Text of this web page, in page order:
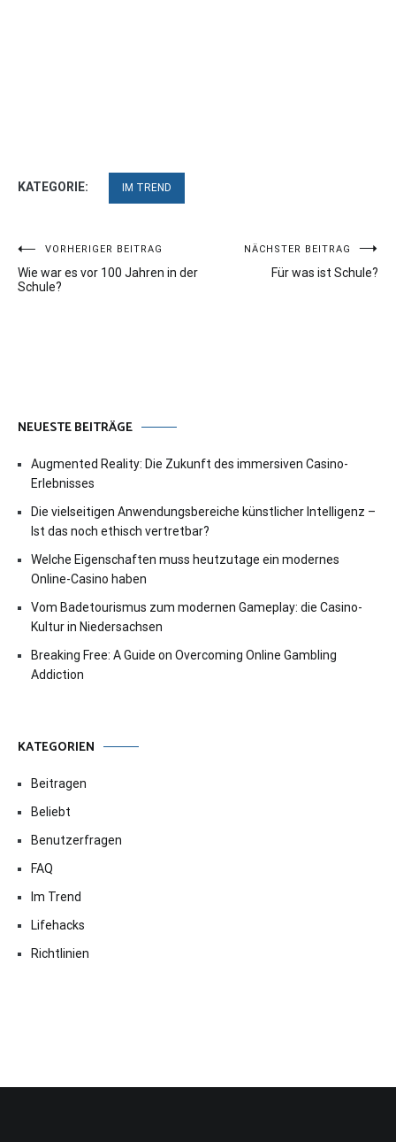
KATEGORIE: IM TREND
Beitragsnavigation
VORHERIGER BEITRAG
Wie war es vor 100 Jahren in der
Schule?
NÄCHSTER BEITRAG
Für was ist Schule?
NEUESTE BEITRÄGE
Augmented Reality: Die Zukunft des immersiven Casino-
Erlebnisses
Die vielseitigen Anwendungsbereiche künstlicher Intelligenz –
Ist das noch ethisch vertretbar?
Welche Eigenschaften muss heutzutage ein modernes
Online-Casino haben
Vom Badetourismus zum modernen Gameplay: die Casino-
Kultur in Niedersachsen
Breaking Free: A Guide on Overcoming Online Gambling
Addiction
KATEGORIEN
Beitragen
Beliebt
Benutzerfragen
FAQ
Im Trend
Lifehacks
Richtlinien